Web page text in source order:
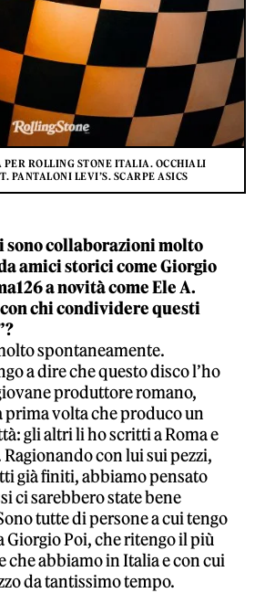
ROLLING STONE ITALIA. OCCHIALI
PANTALONI LEVI’S. SCARPE ASICS
sono collaborazioni molto
amici storici come Giorgio
a novità come Ele A.
chi condividere questi
spontaneamente.
a dire che questo disco l’ho
produttore romano,
prima volta che produco un
gli altri li ho scritti a Roma e
con lui sui pezzi,
già finiti, abbiamo pensato
ci sarebbero state bene
tutte di persone a cui tengo
Giorgio Poi, che ritengo il più
che abbiamo in Italia e con cui
da tantissimo tempo.